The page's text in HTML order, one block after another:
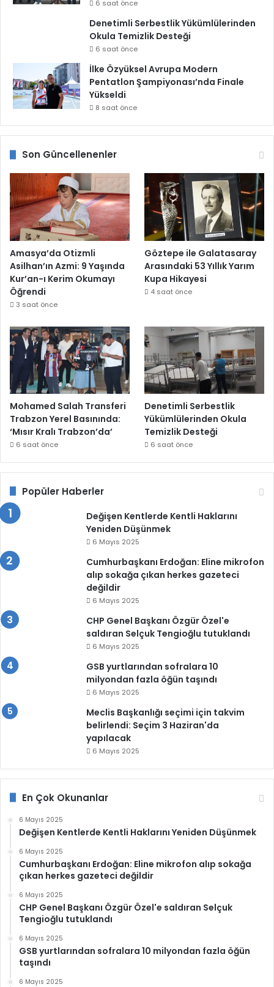
6 saat önce
Denetimli Serbestlik Yükümlülerinden
Okula Temizlik Desteği
6 saat önce
İlke Özyüksel Avrupa Modern
Pentatlon Şampiyonası’nda Finale
Yükseldi
8 saat önce
Son Güncellenenler
Amasya’da Otizmli
Asilhan’ın Azmi: 9 Yaşında
Kur’an-ı Kerim Okumayı
Öğrendi
3 saat önce
Göztepe ile Galatasaray
Arasındaki 53 Yıllık Yarım
Kupa Hikayesi
4 saat önce
Mohamed Salah Transferi
Trabzon Yerel Basınında:
‘Mısır Kralı Trabzon’da’
6 saat önce
Denetimli Serbestlik
Yükümlülerinden Okula
Temizlik Desteği
6 saat önce
Popüler Haberler
Değişen Kentlerde Kentli Haklarını
Yeniden Düşünmek
6 Mayıs 2025
Cumhurbaşkanı Erdoğan: Eline mikrofon
alıp sokağa çıkan herkes gazeteci
değildir
6 Mayıs 2025
CHP Genel Başkanı Özgür Özel'e
saldıran Selçuk Tengioğlu tutuklandı
6 Mayıs 2025
GSB yurtlarından sofralara 10
milyondan fazla öğün taşındı
6 Mayıs 2025
Meclis Başkanlığı seçimi için takvim
belirlendi: Seçim 3 Haziran'da
yapılacak
6 Mayıs 2025
En Çok Okunanlar
6 Mayıs 2025
Değişen Kentlerde Kentli Haklarını Yeniden Düşünmek
6 Mayıs 2025
Cumhurbaşkanı Erdoğan: Eline mikrofon alıp sokağa
çıkan herkes gazeteci değildir
6 Mayıs 2025
CHP Genel Başkanı Özgür Özel'e saldıran Selçuk
Tengioğlu tutuklandı
6 Mayıs 2025
GSB yurtlarından sofralara 10 milyondan fazla öğün
taşındı
6 Mayıs 2025